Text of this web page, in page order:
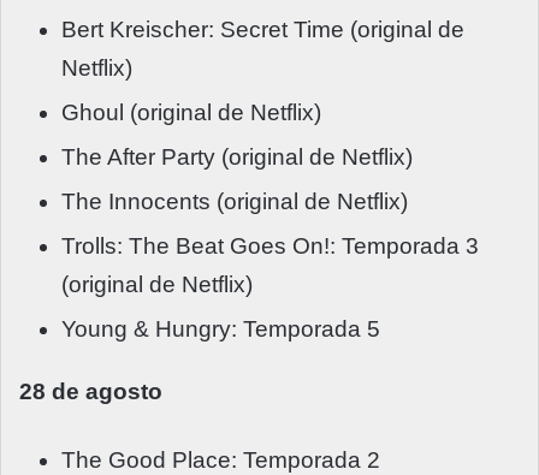
Bert Kreischer: Secret Time (original de
Netflix)
Ghoul (original de Netflix)
The After Party (original de Netflix)
The Innocents (original de Netflix)
Trolls: The Beat Goes On!: Temporada 3
(original de Netflix)
Young & Hungry: Temporada 5
28 de agosto
The Good Place: Temporada 2